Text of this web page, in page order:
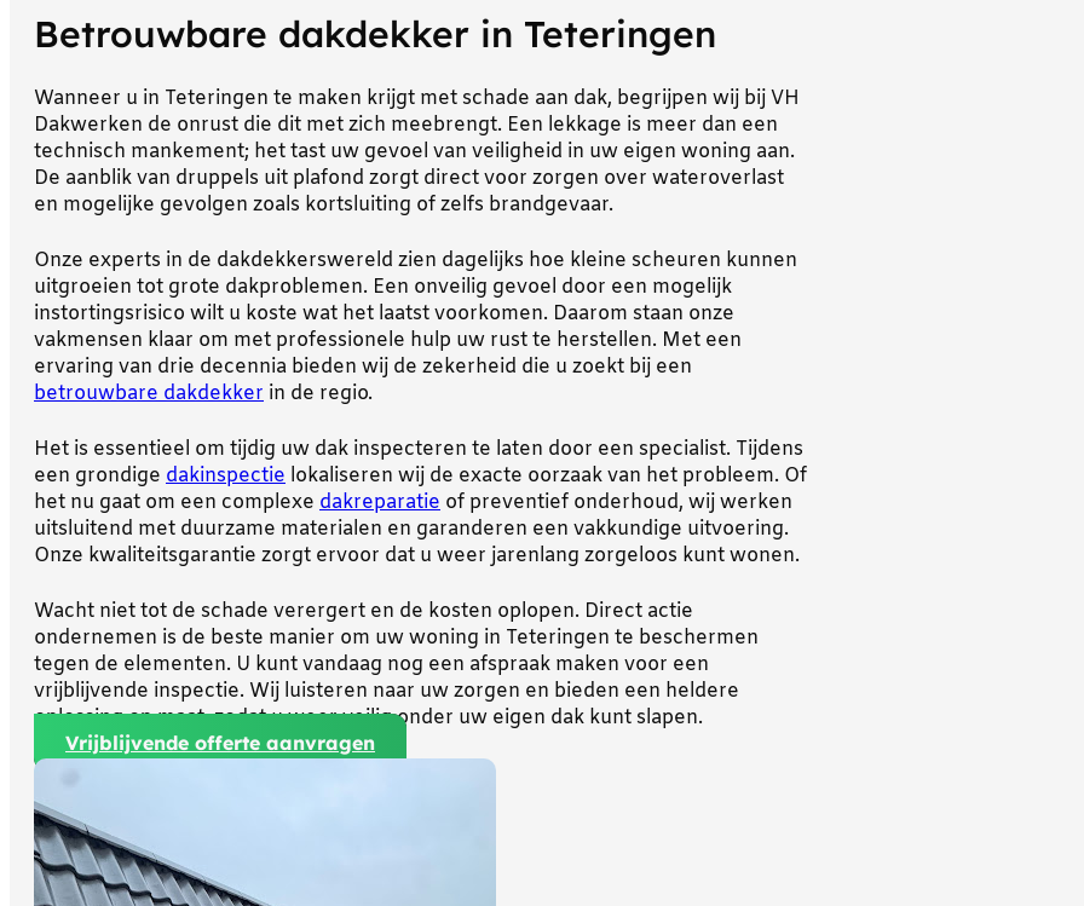
Betrouwbare dakdekker in Teteringen
Wanneer u in Teteringen te maken krijgt met schade aan dak, begrijpen wij bij VH
Dakwerken de onrust die dit met zich meebrengt. Een lekkage is meer dan een
technisch mankement; het tast uw gevoel van veiligheid in uw eigen woning aan.
De aanblik van druppels uit plafond zorgt direct voor zorgen over wateroverlast
en mogelijke gevolgen zoals kortsluiting of zelfs brandgevaar.
Onze experts in de dakdekkerswereld zien dagelijks hoe kleine scheuren kunnen
uitgroeien tot grote dakproblemen. Een onveilig gevoel door een mogelijk
instortingsrisico wilt u koste wat het laatst voorkomen. Daarom staan onze
vakmensen klaar om met professionele hulp uw rust te herstellen. Met een
ervaring van drie decennia bieden wij de zekerheid die u zoekt bij een
betrouwbare dakdekker in de regio.
Het is essentieel om tijdig uw dak inspecteren te laten door een specialist. Tijdens
een grondige dakinspectie lokaliseren wij de exacte oorzaak van het probleem. Of
het nu gaat om een complexe dakreparatie of preventief onderhoud, wij werken
uitsluitend met duurzame materialen en garanderen een vakkundige uitvoering.
Onze kwaliteitsgarantie zorgt ervoor dat u weer jarenlang zorgeloos kunt wonen.
Wacht niet tot de schade verergert en de kosten oplopen. Direct actie
ondernemen is de beste manier om uw woning in Teteringen te beschermen
tegen de elementen. U kunt vandaag nog een afspraak maken voor een
vrijblijvende inspectie. Wij luisteren naar uw zorgen en bieden een heldere
oplossing op maat, zodat u weer veilig onder uw eigen dak kunt slapen.
Vrijblijvende offerte aanvragen